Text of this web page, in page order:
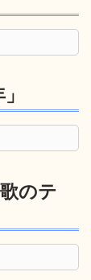
のテ